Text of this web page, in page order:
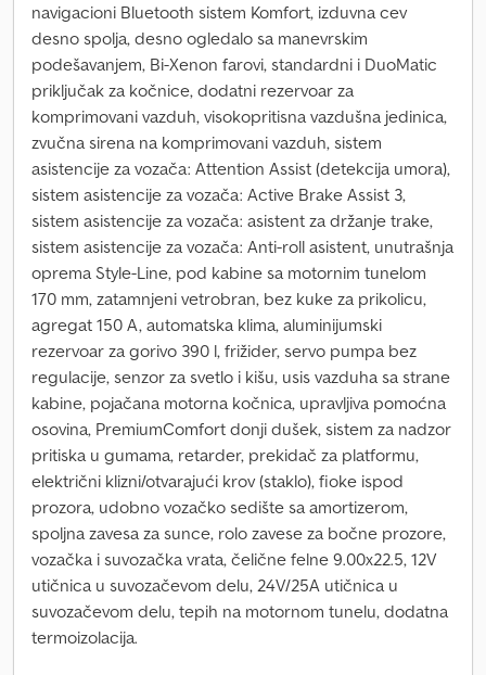
navigacioni Bluetooth sistem Komfort, izduvna cev
desno spolja, desno ogledalo sa manevrskim
podešavanjem, Bi-Xenon farovi, standardni i DuoMatic
priključak za kočnice, dodatni rezervoar za
komprimovani vazduh, visokopritisna vazdušna jedinica,
zvučna sirena na komprimovani vazduh, sistem
asistencije za vozača: Attention Assist (detekcija umora),
sistem asistencije za vozača: Active Brake Assist 3,
sistem asistencije za vozača: asistent za držanje trake,
sistem asistencije za vozača: Anti-roll asistent, unutrašnja
oprema Style-Line, pod kabine sa motornim tunelom
170 mm, zatamnjeni vetrobran, bez kuke za prikolicu,
agregat 150 A, automatska klima, aluminijumski
rezervoar za gorivo 390 l, frižider, servo pumpa bez
regulacije, senzor za svetlo i kišu, usis vazduha sa strane
kabine, pojačana motorna kočnica, upravljiva pomoćna
osovina, PremiumComfort donji dušek, sistem za nadzor
pritiska u gumama, retarder, prekidač za platformu,
električni klizni/otvarajući krov (staklo), fioke ispod
prozora, udobno vozačko sedište sa amortizerom,
spoljna zavesa za sunce, rolo zavese za bočne prozore,
vozačka i suvozačka vrata, čelične felne 9.00x22.5, 12V
utičnica u suvozačevom delu, 24V/25A utičnica u
suvozačevom delu, tepih na motornom tunelu, dodatna
termoizolacija.